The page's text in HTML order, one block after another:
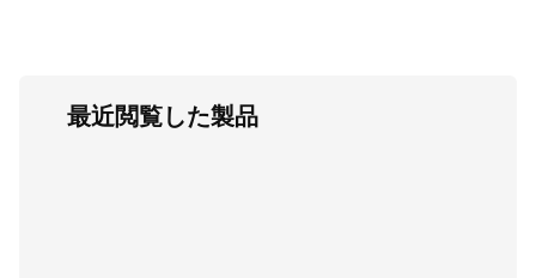
最近閲覧した製品